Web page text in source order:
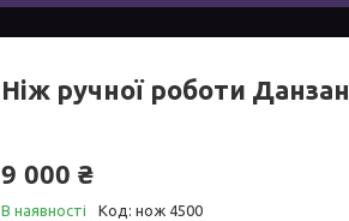
Ніж ручної роботи Данзан
9 000 ₴
В наявності Код: нож 4500